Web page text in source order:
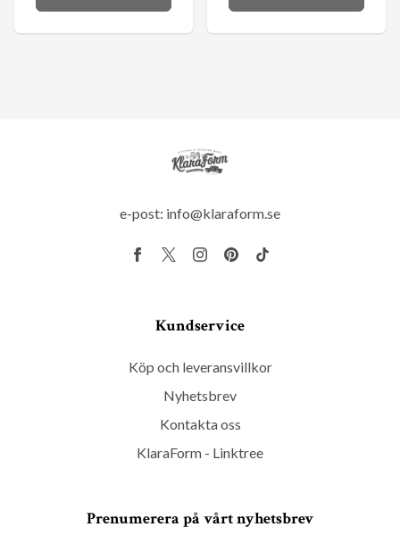
e-post: info@klaraform.se
Kundservice
Köp och leveransvillkor
Nyhetsbrev
Kontakta oss
KlaraForm - Linktree
Prenumerera på vårt nyhetsbrev